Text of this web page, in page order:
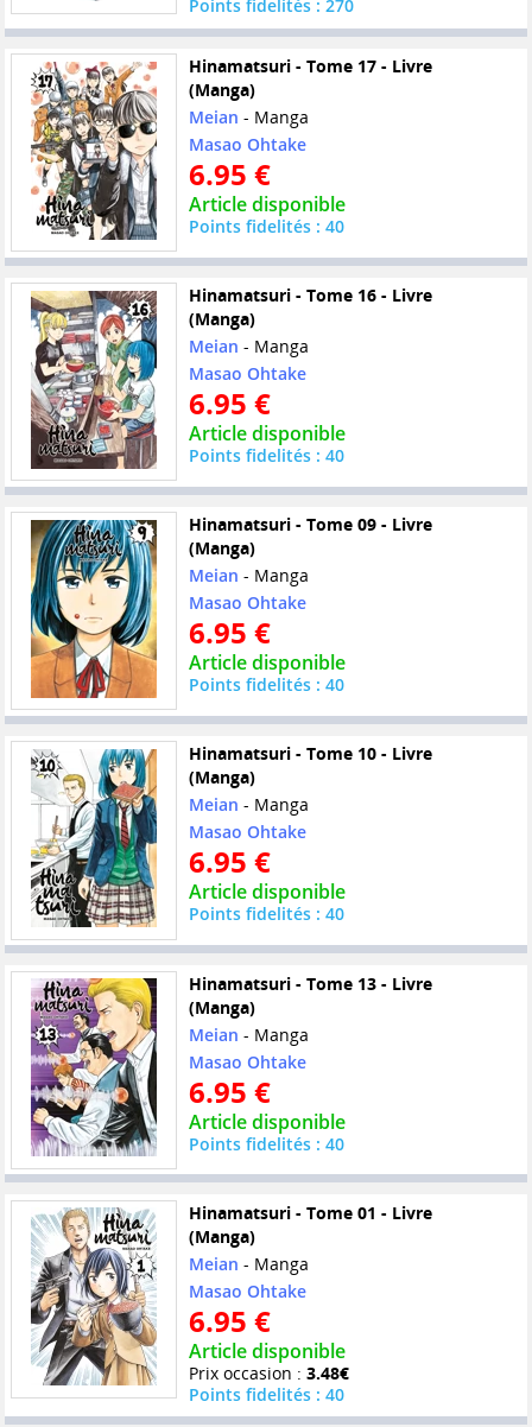
Points fidelités : 270
Hinamatsuri - Tome 17 - Livre
(Manga)
Meian - Manga
Masao Ohtake
6.95 €
Article disponible
Points fidelités : 40
Hinamatsuri - Tome 16 - Livre
(Manga)
Meian - Manga
Masao Ohtake
6.95 €
Article disponible
Points fidelités : 40
Hinamatsuri - Tome 09 - Livre
(Manga)
Meian - Manga
Masao Ohtake
6.95 €
Article disponible
Points fidelités : 40
Hinamatsuri - Tome 10 - Livre
(Manga)
Meian - Manga
Masao Ohtake
6.95 €
Article disponible
Points fidelités : 40
Hinamatsuri - Tome 13 - Livre
(Manga)
Meian - Manga
Masao Ohtake
6.95 €
Article disponible
Points fidelités : 40
Hinamatsuri - Tome 01 - Livre
(Manga)
Meian - Manga
Masao Ohtake
6.95 €
Article disponible
Prix occasion : 3.48€
Points fidelités : 40